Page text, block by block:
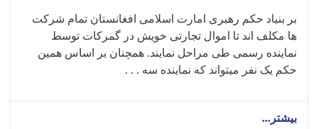
بر بنیاد حکم رهبری امارت اسلامی افغانستان تمام شرکت
ها مکلف اند تا اموال تجارتی خویش در گمرکات توسط
نماینده رسمی طی مراحل نمایند. همچنان بر اساس همین
حکم یک نفر میتواند که نماینده سه . . .
بیشتر...